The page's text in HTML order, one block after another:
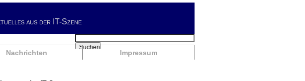
aus der IT-Szene
Nachrichten Impressum
Suchbegriffe
Suchen